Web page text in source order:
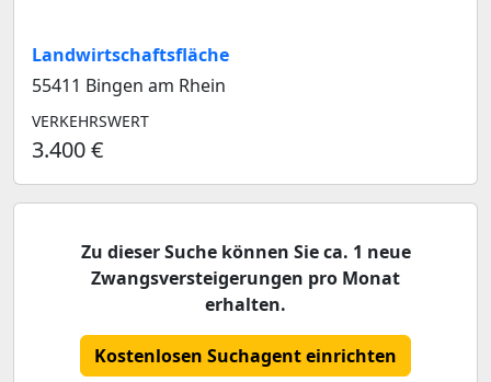
Landwirtschaftsfläche
55411 Bingen am Rhein
VERKEHRSWERT
3.400 €
Zu dieser Suche können Sie ca. 1 neue
Zwangsversteigerungen pro Monat
erhalten.
Kostenlosen Suchagent einrichten